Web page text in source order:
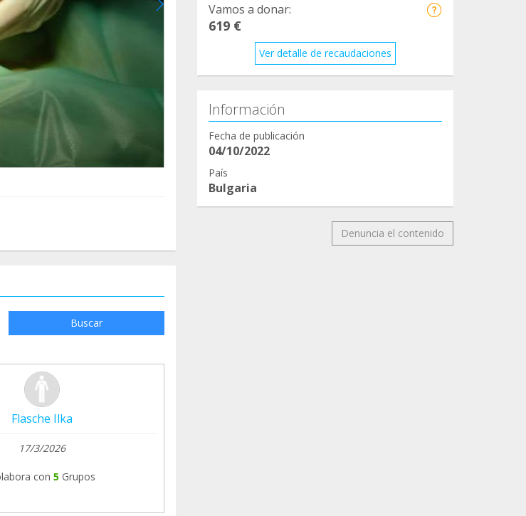
Buscar
Flasche Ilka
17/3/2026
con 5 Grupos
Vamos a donar:
619 €
Ver detalle de recaudaciones
Información
Fecha de publicación
04/10/2022
País
Bulgaria
Denuncia el contenido